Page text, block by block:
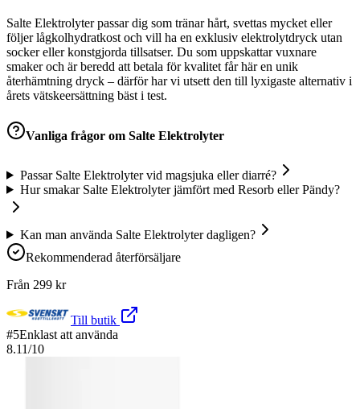
Salte Elektrolyter passar dig som tränar hårt, svettas mycket eller
följer lågkolhydratkost och vill ha en exklusiv elektrolytdryck utan
socker eller konstgjorda tillsatser. Du som uppskattar vuxnare
smaker och är beredd att betala för kvalitet får här en unik
återhämtning dryck – därför har vi utsett den till lyxigaste alternativ i
årets vätskeersättning bäst i test.
Vanliga frågor om Salte Elektrolyter
Passar Salte Elektrolyter vid magsjuka eller diarré?
Hur smakar Salte Elektrolyter jämfört med Resorb eller Pändy?
Kan man använda Salte Elektrolyter dagligen?
Rekommenderad återförsäljare
Från 299 kr
Till butik
#5Enklast att använda
8.11/10